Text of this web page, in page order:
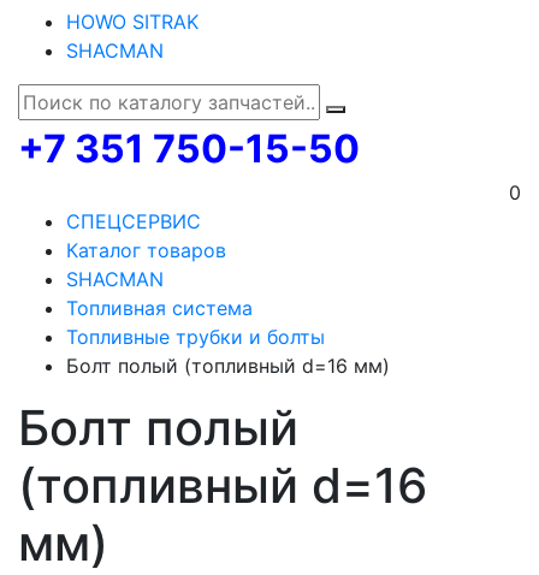
HOWO SITRAK
SHACMAN
+7 351 750-15-50
0
СПЕЦСЕРВИС
Каталог товаров
SHACMAN
Топливная система
Топливные трубки и болты
Болт полый (топливный d=16 мм)
Болт полый
(топливный d=16
мм)